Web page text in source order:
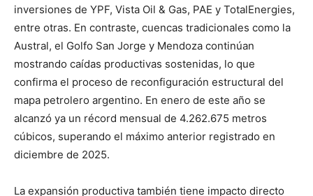
inversiones de YPF, Vista Oil & Gas, PAE y TotalEnergies,
entre otras. En contraste, cuencas tradicionales como la
Austral, el Golfo San Jorge y Mendoza continúan
mostrando caídas productivas sostenidas, lo que
confirma el proceso de reconfiguración estructural del
mapa petrolero argentino. En enero de este año se
alcanzó ya un récord mensual de 4.262.675 metros
cúbicos, superando el máximo anterior registrado en
diciembre de 2025.
La expansión productiva también tiene impacto directo